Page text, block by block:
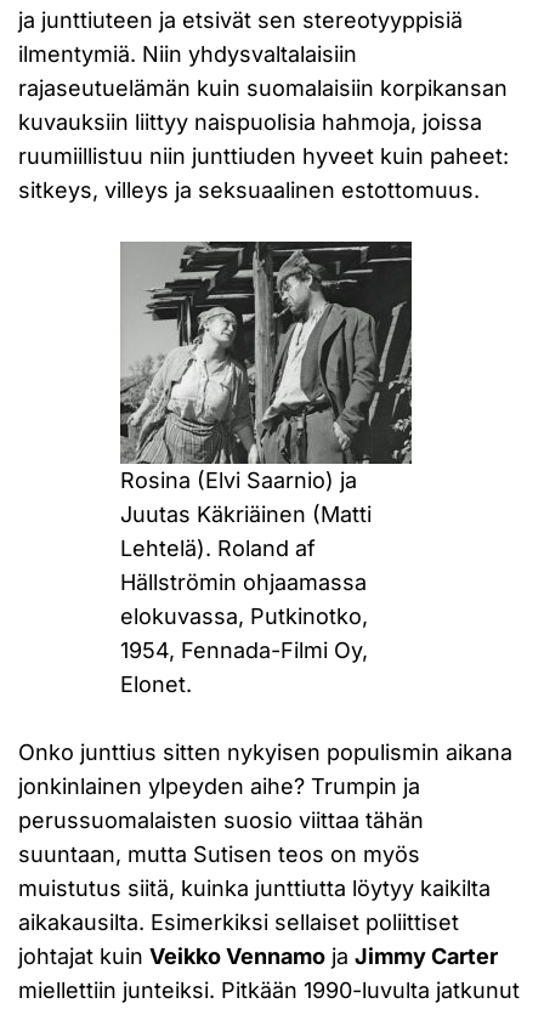
ja junttiuteen ja etsivät sen stereotyyppisiä
ilmentymiä. Niin yhdysvaltalaisiin
rajaseutuelämän kuin suomalaisiin korpikansan
kuvauksiin liittyy naispuolisia hahmoja, joissa
ruumiillistuu niin junttiuden hyveet kuin paheet:
sitkeys, villeys ja seksuaalinen estottomuus.
Rosina (Elvi Saarnio) ja
Juutas Käkriäinen (Matti
Lehtelä). Roland af
Hällströmin ohjaamassa
elokuvassa, Putkinotko,
1954, Fennada-Filmi Oy,
Elonet.
Onko junttius sitten nykyisen populismin aikana
jonkinlainen ylpeyden aihe? Trumpin ja
perussuomalaisten suosio viittaa tähän
suuntaan, mutta Sutisen teos on myös
muistutus siitä, kuinka junttiutta löytyy kaikilta
aikakausilta. Esimerkiksi sellaiset poliittiset
johtajat kuin Veikko Vennamo ja Jimmy Carter
miellettiin junteiksi. Pitkään 1990-luvulta jatkunut